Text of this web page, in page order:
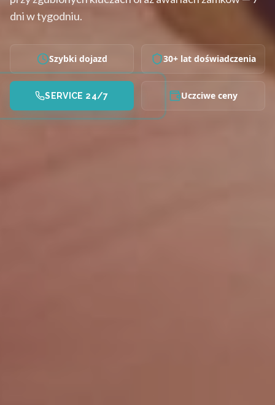
dni w tygodniu.
Szybki dojazd 30+ lat doświadczenia
SERVICE 24/7 Uczciwe ceny